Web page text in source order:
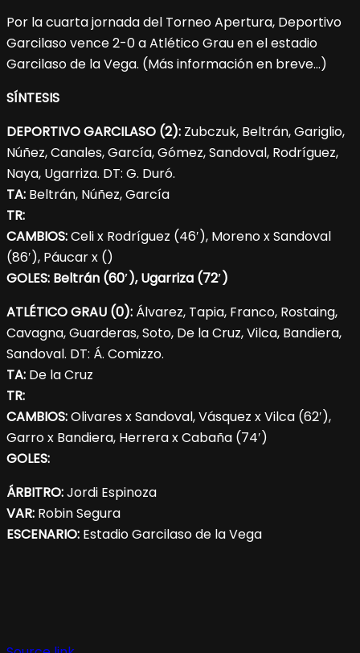
Por la cuarta jornada del Torneo Apertura, Deportivo
Garcilaso vence 2-0 a Atlético Grau en el estadio
Garcilaso de la Vega. (Más información en breve…)
SÍNTESIS
DEPORTIVO GARCILASO (2): Zubczuk, Beltrán, Gariglio,
Núñez, Canales, García, Gómez, Sandoval, Rodríguez,
Naya, Ugarriza. DT: G. Duró.
TA: Beltrán, Núñez, García
TR:
CAMBIOS:Celi x Rodríguez (46′), Moreno x Sandoval
(86′), Páucar x ()
GOLES: Beltrán (60′), Ugarriza (72′)
ATLÉTICO GRAU (0): Álvarez, Tapia, Franco, Rostaing,
Cavagna, Guarderas, Soto, De la Cruz, Vilca, Bandiera,
Sandoval. DT: Á. Comizzo.
TA: De la Cruz
TR:
CAMBIOS:Olivares x Sandoval, Vásquez x Vilca (62′),
Garro x Bandiera, Herrera x Cabaña (74′)
GOLES:
ÁRBITRO:Jordi Espinoza
VAR: Robin Segura
ESCENARIO: Estadio Garcilaso de la Vega